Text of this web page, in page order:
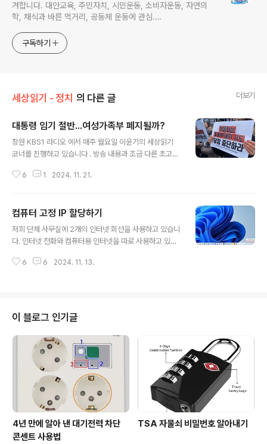
겨합니다. 대안교육, 주민자치, 시민운동, 소비자운동, 자연의
학, 채식과 바른 먹거리, 공동체 운동에 관심.
http://www.facebook.com/ymcaman
구독하기
세상읽기 - 정치 의 다른 글 더보기
대통령 임기 절반...여성가족부 폐지될까?
창원 KBS1 라디오 에서 매주 월요일 이윤기의 세상읽기
코너를 진행하고 있습니다 . 방송 내용과 조금 다른 초고이
13 방송분) 어린이날, 어버이날이 포함된 가정의 달 5
이 공석 상태인데, 국회도 언론도 관심을 가지지 않고 방
치 상태에 있는 여성가족부 문제에 대하여 함께 생각해 보
겠습니다. 여성가족부 폐지 논란이 시작된 것은 지난 20
당 후보들이 여성가족부 폐지를 공약으로 내걸면서 시작되
6 1 2024. 11. 21.
컴퓨터 고정 IP 할당하기
저희 단체 사무실에 2개의 인터넷 회선을 사용하고 있습니
다. 인터넷 전화와 컴퓨터용 인터넷을 따로 사용하고 있는
퓨터 끼리 IP가 충돌하는 현상이 발생하였습니다. 사무기
요. 오늘 포스팅은 제가 잘 기억이 안 날 때를 대비하여 기
록으로 남겨두는 것입니다. 1. 맨 먼저 바탕화면 오른 쪽 아
래에 있는 아이콘을 마우스로 우클릭하여 을 클릭 합니
다. 2. 다음 화면이 나오면 이더넷을 선택합니다. 3. 다음
화면이 나오면 IP 할당 을 클릭 합니다. 4. 아래와 같이 새
창이 열리면 ..
6 6 2024. 11. 13.
이 블로그 인기글
4년 만에 알아 낸 대기전력 차단
콘센트 사용법
TSA 자물쇠 비밀번호 알아내기